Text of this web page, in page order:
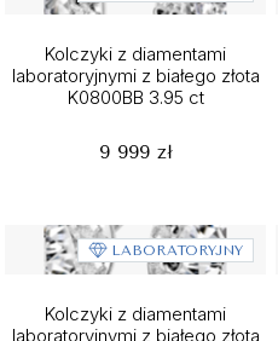
Kolczyki z diamentami
laboratoryjnymi z białego złota
K0800BB 3.95 ct
9 999 zł
LABORATORYJNY
Kolczyki z diamentami
laboratoryjnymi z białego złota